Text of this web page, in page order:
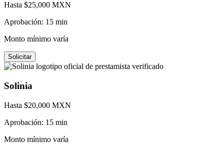
Hasta $25,000 MXN
Aprobación: 15 min
Monto mínimo varía
Solicitar
Solinia
Hasta $20,000 MXN
Aprobación: 15 min
Monto mínimo varía